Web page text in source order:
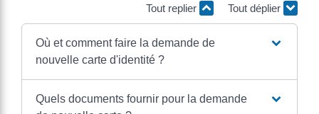
Tout replier
Tout déplier
Où et comment faire la demande de
nouvelle carte d'identité ?
Quels documents fournir pour la demande